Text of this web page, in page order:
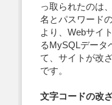
っ取られたのは
名とパスワード
より、Webサイ
るMySQLデータ
て、サイトが改
です。
文字コードの改